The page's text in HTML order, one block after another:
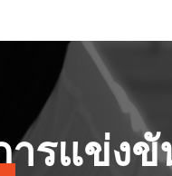
รแข่งขั